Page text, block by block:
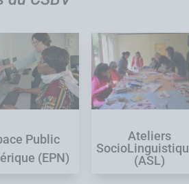
Public
(EPN)
Ateliers
(ASL)